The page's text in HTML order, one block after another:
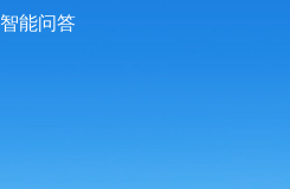
智能问答